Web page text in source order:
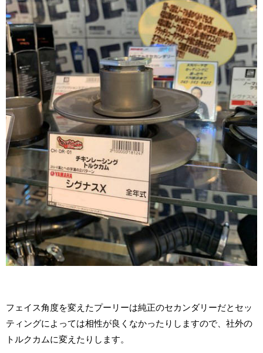
フェイス角度を変えたプーリーは純正のセカンダリーだとセッ
ティングによっては相性が良くなかったりしますので、社外の
トルクカムに変えたりします。